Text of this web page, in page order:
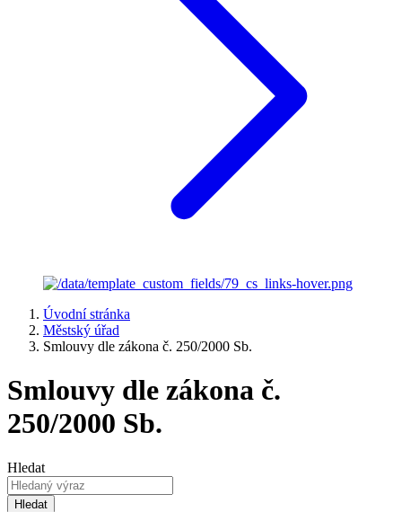
Úvodní stránka
Městský úřad
Smlouvy dle zákona č. 250/2000 Sb.
Smlouvy dle zákona č.
250/2000 Sb.
Hledat
Hledat